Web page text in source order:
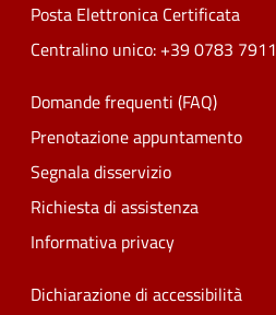
Posta Elettronica Certificata
Centralino unico: +39 0783 7911
Domande frequenti (FAQ)
Prenotazione appuntamento
Segnala disservizio
Richiesta di assistenza
Informativa privacy
Dichiarazione di accessibilità